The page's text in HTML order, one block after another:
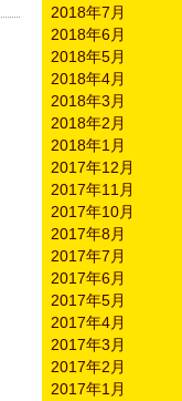
2018年7月
2018年6月
2018年5月
2018年4月
2018年3月
2018年2月
2018年1月
2017年12月
2017年11月
2017年10月
2017年8月
2017年7月
2017年6月
2017年5月
2017年4月
2017年3月
2017年2月
2017年1月